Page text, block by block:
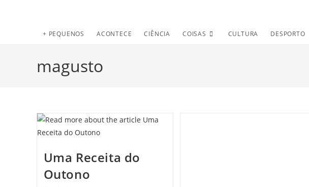
+ PEQUENOS ACONTECE CIÊNCIA COISAS CULTURA DESPORTO
magusto
Uma Receita do
Outono